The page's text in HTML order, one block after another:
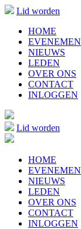
Lid worden
HOME
NIEUWS
LEDEN
OVER ONS
CONTACT
INLOGGEN
Lid worden
HOME
NIEUWS
LEDEN
OVER ONS
CONTACT
INLOGGEN